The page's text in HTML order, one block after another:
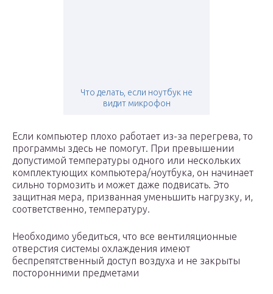
Что делать, если ноутбук не
видит микрофон
Если компьютер плохо работает из-за перегрева, то
программы здесь не помогут. При превышении
допустимой температуры одного или нескольких
комплектующих компьютера/ноутбука, он начинает
сильно тормозить и может даже подвисать. Это
защитная мера, призванная уменьшить нагрузку, и,
соответственно, температуру.
Необходимо убедиться, что все вентиляционные
отверстия системы охлаждения имеют
беспрепятственный доступ воздуха и не закрыты
посторонними предметами